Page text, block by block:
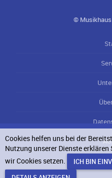
©
Cookies helfen uns bei der
Nutzung unserer Dienste
wir Cookies setzen.